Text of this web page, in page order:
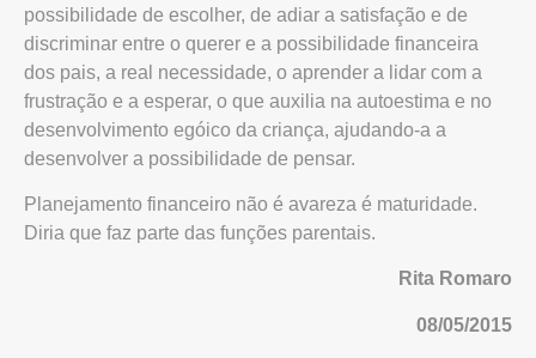
possibilidade de escolher, de adiar a satisfação e de
discriminar entre o querer e a possibilidade financeira
dos pais, a real necessidade, o aprender a lidar com a
frustração e a esperar, o que auxilia na autoestima e no
desenvolvimento egóico da criança, ajudando-a a
desenvolver a possibilidade de pensar.
Planejamento financeiro não é avareza é maturidade.
Diria que faz parte das funções parentais.
Rita Romaro
08/05/2015